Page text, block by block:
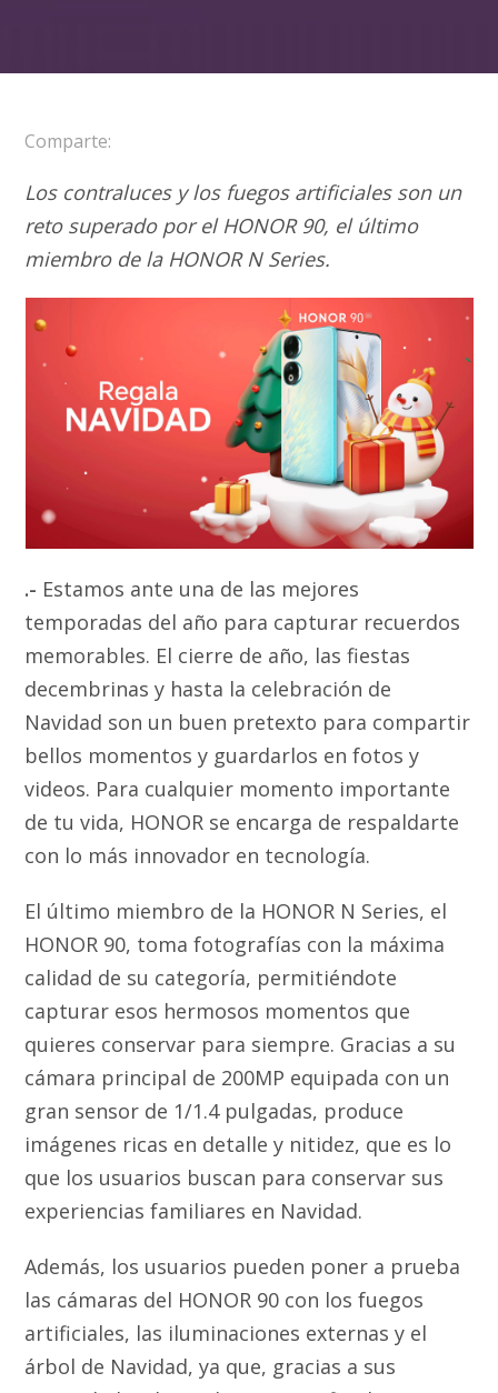
Comparte:
Los contraluces y los fuegos artificiales son un
reto superado por el HONOR 90, el último
miembro de la HONOR N Series.
.- Estamos ante una de las mejores
temporadas del año para capturar recuerdos
memorables. El cierre de año, las fiestas
decembrinas y hasta la celebración de
Navidad son un buen pretexto para compartir
bellos momentos y guardarlos en fotos y
videos. Para cualquier momento importante
de tu vida, HONOR se encarga de respaldarte
con lo más innovador en tecnología.
El último miembro de la HONOR N Series, el
HONOR 90, toma fotografías con la máxima
calidad de su categoría, permitiéndote
capturar esos hermosos momentos que
quieres conservar para siempre. Gracias a su
cámara principal de 200MP equipada con un
gran sensor de 1/1.4 pulgadas, produce
imágenes ricas en detalle y nitidez, que es lo
que los usuarios buscan para conservar sus
experiencias familiares en Navidad.
Además, los usuarios pueden poner a prueba
las cámaras del HONOR 90 con los fuegos
artificiales, las iluminaciones externas y el
árbol de Navidad, ya que, gracias a sus